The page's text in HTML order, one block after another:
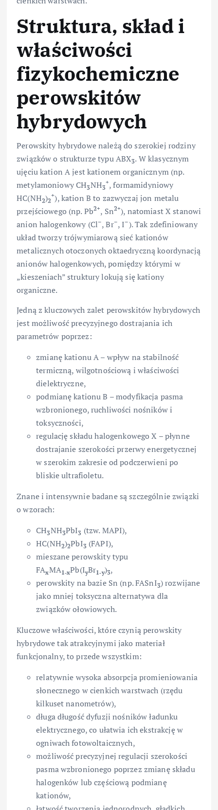
Struktura, skład i
właściwości
fizykochemiczne
perowskitów
hybrydowych
Perowskity hybrydowe należą do szerokiej rodziny
związków o strukturze typu ABX3. W klasycznym
ujęciu kation A jest kationem organicznym (np.
metylamoniowy CH3NH3
+, formamidyniowy
HC(NH2)2
+), kation B to zazwyczaj jon metalu
przejściowego (np. Pb2+, Sn2+), natomiast X stanowi
anion halogenkowy (Cl–, Br–, I–). Tak zdefiniowany
układ tworzy trójwymiarową sieć kationów
metalicznych otoczonych oktaedryczną koordynacją
anionów halogenkowych, pomiędzy którymi w
„kieszeniach” struktury lokują się kationy
organiczne.
Jedną z kluczowych zalet perowskitów hybrydowych
jest możliwość precyzyjnego dostrajania ich
parametrów poprzez:
zmianę kationu A – wpływ na stabilność
termiczną, wilgotnościową i właściwości
dielektryczne,
podmianę kationu B – modyfikacja pasma
wzbronionego, ruchliwości nośników i
toksyczności,
regulację składu halogenkowego X – płynne
dostrajanie szerokości przerwy energetycznej
w szerokim zakresie od podczerwieni po
bliskie ultrafioletu.
Znane i intensywnie badane są szczególnie związki
o wzorach:
CH3NH3PbI3 (tzw. MAPI),
HC(NH2)2PbI3 (FAPI),
mieszane perowskity typu
FAxMA1‑xPb(IyBr1‑y)3,
perowskity na bazie Sn (np. FASnI3) rozwijane
jako mniej toksyczna alternatywa dla
związków ołowiowych.
Kluczowe właściwości, które czynią perowskity
hybrydowe tak atrakcyjnymi jako materiał
funkcjonalny, to przede wszystkim:
relatywnie wysoka absorpcja promieniowania
słonecznego w cienkich warstwach (rzędu
kilkuset nanometrów),
długa długość dyfuzji nośników ładunku
elektrycznego, co ułatwia ich ekstrakcję w
ogniwach fotowoltaicznych,
możliwość precyzyjnej regulacji szerokości
pasma wzbronionego poprzez zmianę składu
halogenków lub częściową podmianę
kationów,